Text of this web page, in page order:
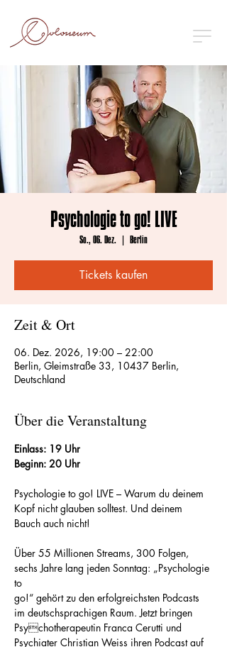
Psychologie to go! LIVE
So., 06. Dez.
  |
Berlin
Tickets kaufen
Zeit & Ort
06. Dez. 2026, 19:00 – 22:00
Berlin, Gleimstraße 33, 10437 Berlin,
Deutschland
Über die Veranstaltung
Einlass: 19 Uhr
Beginn: 20 Uhr
Psychologie to go! LIVE – Warum du deinem
Kopf nicht glauben solltest. Und deinem
Bauch auch nicht!
Über 55 Millionen Streams, 300 Folgen,
sechs Jahre lang jeden Sonntag: „Psychologie
to
go!“ gehört zu den erfolgreichsten Podcasts
im deutschsprachigen Raum. Jetzt bringen
Psychotherapeutin Franca Cerutti und
Psychiater Christian Weiss ihren Podcast auf